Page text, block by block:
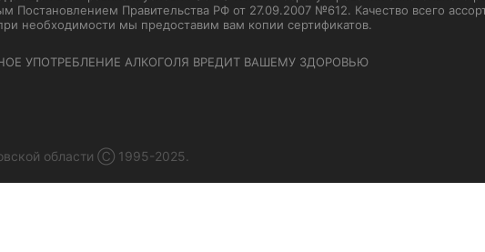
Правительства РФ от 27.09.2007 №612. Качество всего
необходимости мы предоставим вам копии сертификатов.
УПОТРЕБЛЕНИЕ АЛКОГОЛЯ ВРЕДИТ ВАШЕМУ ЗДОРОВЬЮ
области Ⓒ 1995-2025.